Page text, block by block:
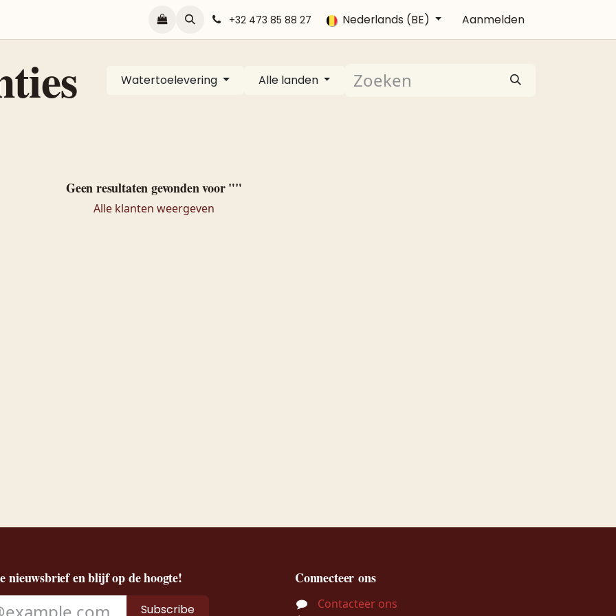
Shop Blog Realisaties Veelgestelde vragen Afspraak Contact
+32 473 85 88 27 Nederlands (BE) Aanmelden
Watertoelevering Alle landen
Geen resultaten gevonden voor ""
Alle klanten weergeven
nieuwsbrief en blijf op de hoogte!
Subscribe
Connecteer ons
Contacteer ons